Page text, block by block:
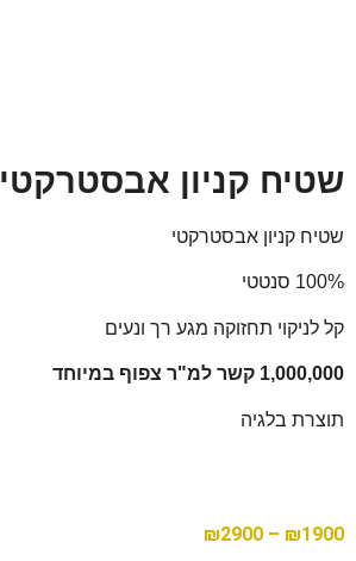
שטיח קניון אבסטרקטי
שטיח קניון אבסטרקטי
100% סנטטי
קל לניקוי תחזוקה מגע רך ונעים
1,000,000 קשר למ"ר צפוף במיוחד
תוצרת בלגיה
₪1900
–
₪2900